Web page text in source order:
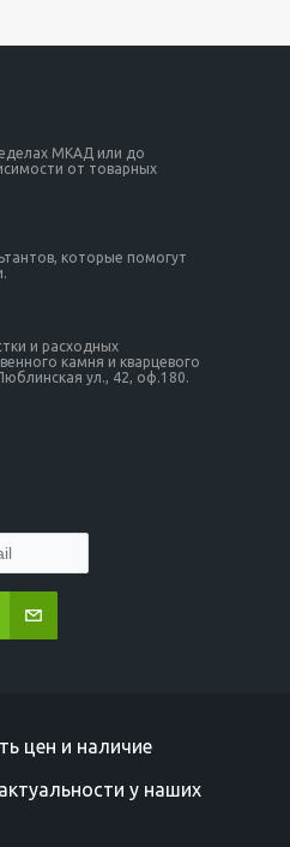
МКАД или до
от товарных
которые помогут
и расходных
камня и кварцевого
ул., 42, оф.180.
цен и наличие
у наших